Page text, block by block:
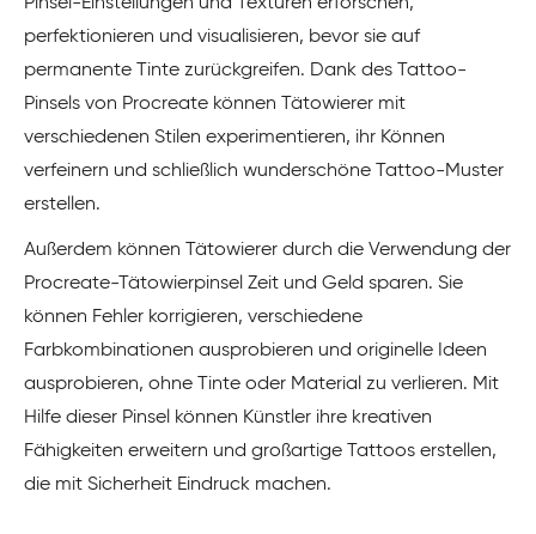
perfektionieren und visualisieren, bevor sie auf
permanente Tinte zurückgreifen. Dank des Tattoo-
Pinsels von Procreate können Tätowierer mit
verschiedenen Stilen experimentieren, ihr Können
verfeinern und schließlich wunderschöne Tattoo-Muster
erstellen.
Außerdem können Tätowierer durch die Verwendung der
Procreate-Tätowierpinsel Zeit und Geld sparen. Sie
können Fehler korrigieren, verschiedene
Farbkombinationen ausprobieren und originelle Ideen
ausprobieren, ohne Tinte oder Material zu verlieren. Mit
Hilfe dieser Pinsel können Künstler ihre kreativen
Fähigkeiten erweitern und großartige Tattoos erstellen,
die mit Sicherheit Eindruck machen.